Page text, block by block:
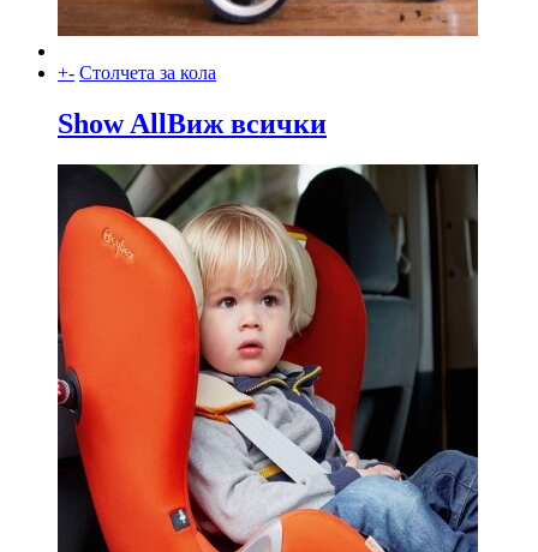
+- Столчета за кола
Show AllВиж всички